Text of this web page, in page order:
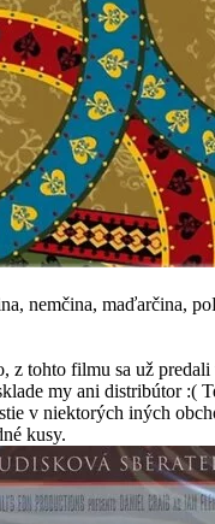
nemčina, maďarčina,
z tohto filmu sa už
my ani distribútor :(
v niektorých iných
kusy.